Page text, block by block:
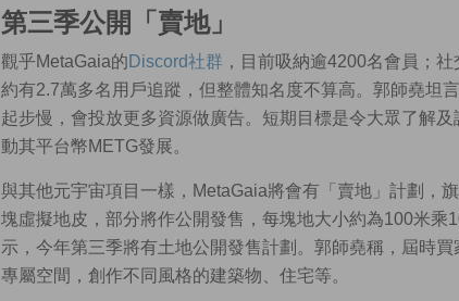
第三季公開「賣地」
觀乎MetaGaia的 Discord社群 ，目前吸納逾4200名會員；
約有2.7萬多名用戶追蹤，但整體知名度不算高。郭師堯坦
起步慢，會投放更多資源做廣告。短期目標是令大眾了解
動其平台幣METG發展。
與其他元宇宙項目一樣，MetaGaia將會有「賣地」計劃，
塊虛擬地皮，部分將作公開發售，每塊地大小約為100米乘
示，今年第三季將有土地公開發售計劃。郭師堯稱，屆時
專屬空間，創作不同風格的建築物、住宅等。